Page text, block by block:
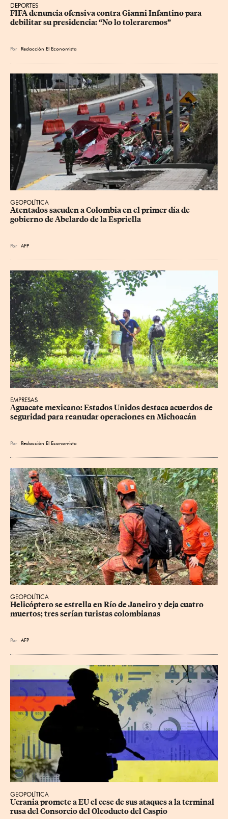
DEPORTES
FIFA denuncia ofensiva contra Gianni Infantino para
debilitar su presidencia: “No lo toleraremos”
Por Redacción El Economista
GEOPOLÍTICA
Atentados sacuden a Colombia en el primer día de
gobierno de Abelardo de la Espriella
Por AFP
EMPRESAS
Aguacate mexicano: Estados Unidos destaca acuerdos de
seguridad para reanudar operaciones en Michoacán
Por Redacción El Economista
GEOPOLÍTICA
Helicóptero se estrella en Río de Janeiro y deja cuatro
muertos; tres serían turistas colombianas
Por AFP
GEOPOLÍTICA
Ucrania promete a EU el cese de sus ataques a la terminal
rusa del Consorcio del Oleoducto del Caspio